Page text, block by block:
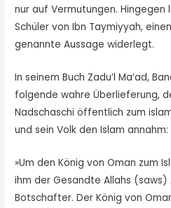
nur auf Vermutungen.
Schüler von Ibn Taymiyyah,
genannte Aussage widerlegt.
In seinem Buch Zadu’l Ma’ad,
folgende wahre Überlieferung,
Nadschaschi öffentlich zum
und sein Volk den Islam annahm:
»Um den König von Oman zum
ihm der Gesandte Allahs
Botschafter. Der König von